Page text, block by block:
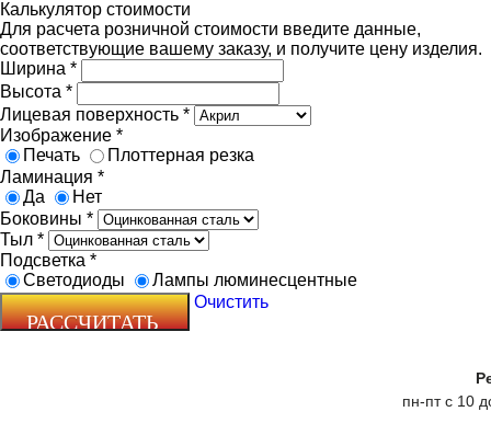
Калькулятор стоимости
Для расчета розничной стоимости введите данные,
соответствующие вашему заказу, и получите цену изделия.
Ширина *
Высота *
Лицевая поверхность *
Изображение *
Печать
Плоттерная резка
Ламинация *
Да
Нет
Боковины *
Тыл *
Подсветка *
Светодиоды
Лампы люминесцентные
Очистить
пн-пт с 10